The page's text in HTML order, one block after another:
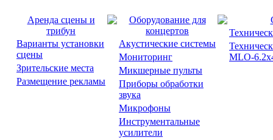
Аренда сцены и
трибун
Варианты установки
сцены
Зрительские места
Размещение рекламы
Оборудование для
концертов
Акустические системы
Мониторинг
Микшерные пульты
Приборы обработки
звука
Микрофоны
Инструментальные
усилители
MLO-